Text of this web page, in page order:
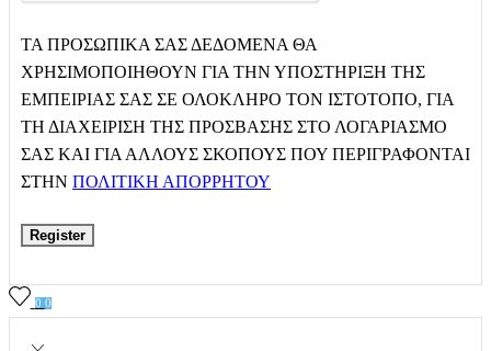
ΤΑ ΠΡΟΣΩΠΙΚΆ ΣΑΣ ΔΕΔΟΜΈΝΑ ΘΑ
ΧΡΗΣΙΜΟΠΟΙΗΘΟΎΝ ΓΙΑ ΤΗΝ ΥΠΟΣΤΉΡΙΞΗ ΤΗΣ
ΕΜΠΕΙΡΊΑΣ ΣΑΣ ΣΕ ΟΛΌΚΛΗΡΟ ΤΟΝ ΙΣΤΌΤΟΠΟ, ΓΙΑ
ΤΗ ΔΙΑΧΕΊΡΙΣΗ ΤΗΣ ΠΡΌΣΒΑΣΗΣ ΣΤΟ ΛΟΓΑΡΙΑΣΜΌ
ΣΑΣ ΚΑΙ ΓΙΑ ΆΛΛΟΥΣ ΣΚΟΠΟΎΣ ΠΟΥ ΠΕΡΙΓΡΆΦΟΝΤΑΙ
ΣΤΗΝ ΠΟΛΙΤΙΚΉ ΑΠΟΡΡΉΤΟΥ
Register
0 0